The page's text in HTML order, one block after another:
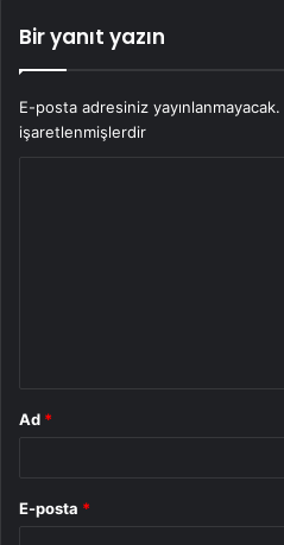
Bir yanıt yazın
E-posta adresiniz yayınlanmayacak.
işaretlenmişlerdir
Ad *
E-posta *